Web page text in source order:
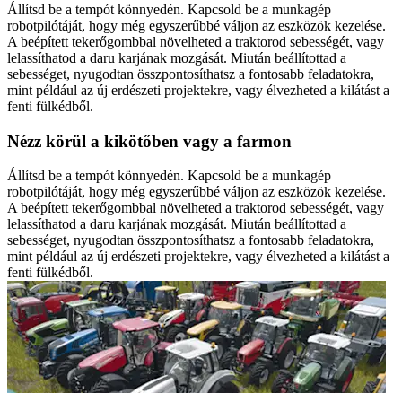
Állítsd be a tempót könnyedén. Kapcsold be a munkagép
robotpilótáját, hogy még egyszerűbbé váljon az eszközök kezelése.
A beépített tekerőgombbal növelheted a traktorod sebességét, vagy
lelassíthatod a daru karjának mozgását. Miután beállítottad a
sebességet, nyugodtan összpontosíthatsz a fontosabb feladatokra,
mint például az új erdészeti projektekre, vagy élvezheted a kilátást a
fenti fülkédből.
Nézz körül a kikötőben vagy a farmon
Állítsd be a tempót könnyedén. Kapcsold be a munkagép
robotpilótáját, hogy még egyszerűbbé váljon az eszközök kezelése.
A beépített tekerőgombbal növelheted a traktorod sebességét, vagy
lelassíthatod a daru karjának mozgását. Miután beállítottad a
sebességet, nyugodtan összpontosíthatsz a fontosabb feladatokra,
mint például az új erdészeti projektekre, vagy élvezheted a kilátást a
fenti fülkédből.